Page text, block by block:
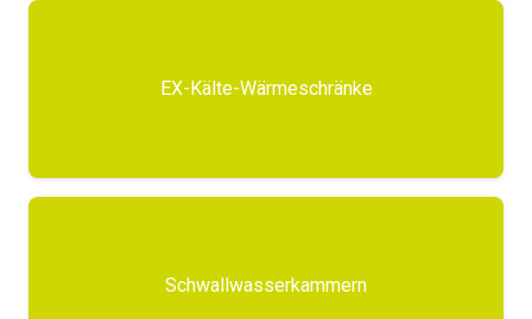
EX-Kälte-Wärmeschränke
Schwallwasserkammern